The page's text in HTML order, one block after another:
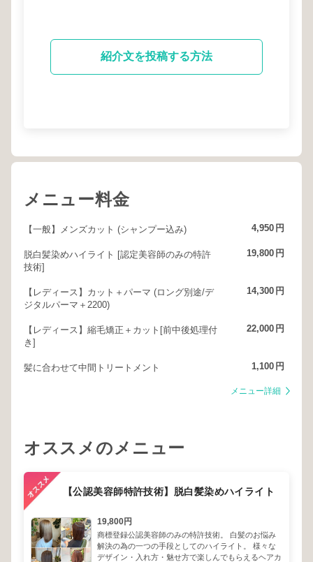
紹介文を投稿する方法
メニュー料金
【一般】メンズカット (シャンプー込み) 4,950 円
脱白髪染めハイライト [認定美容師のみの特許
技術]
19,800 円
【レディース】カット＋パーマ (ロング別途/デ
ジタルパーマ＋2200)
14,300 円
【レディース】縮毛矯正＋カット[前中後処理付
き]
22,000 円
髪に合わせて中間トリートメント 1,100 円
メニュー詳細
オススメのメニュー
【公認美容師特許技術】脱白髪染めハイライト
19,800円
商標登録公認美容師のみの特許技術。 白髪のお悩み
解決の為の一つの手段としてのハイライト。 様々な
デザイン・入れ方・魅せ方で楽しんでもらえるヘアカ